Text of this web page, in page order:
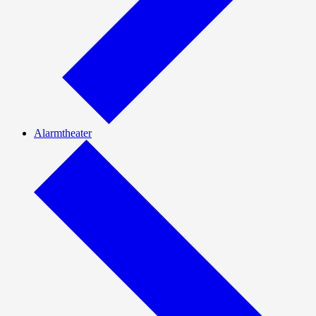
Alarmtheater